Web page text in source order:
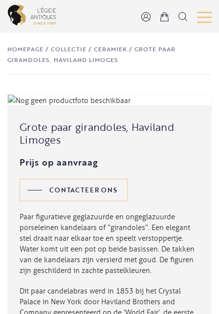
HOMEPAGE /COLLECTIE /CERAMIEK /GROTE PAAR
GIRANDOLES, HAVILAND LIMOGES
Grote paar girandoles, Haviland
Limoges
Prijs op aanvraag
CONTACTEER ONS
Paar figuratieve geglazuurde en ongeglazuurde
porseleinen kandelaars of “girandoles”. Een elegant
stel draait naar elkaar toe en speelt verstoppertje.
Water komt uit een pot op beide basissen. De takken
van de kandelaars zijn versierd met goud. De figuren
zijn geschilderd in zachte pastelkleuren.
Dit paar candelabras werd in 1853 bij het Crystal
Palace in New York door Haviland Brothers and
Company gepresenteerd op de ‘World Fair’, de eerste